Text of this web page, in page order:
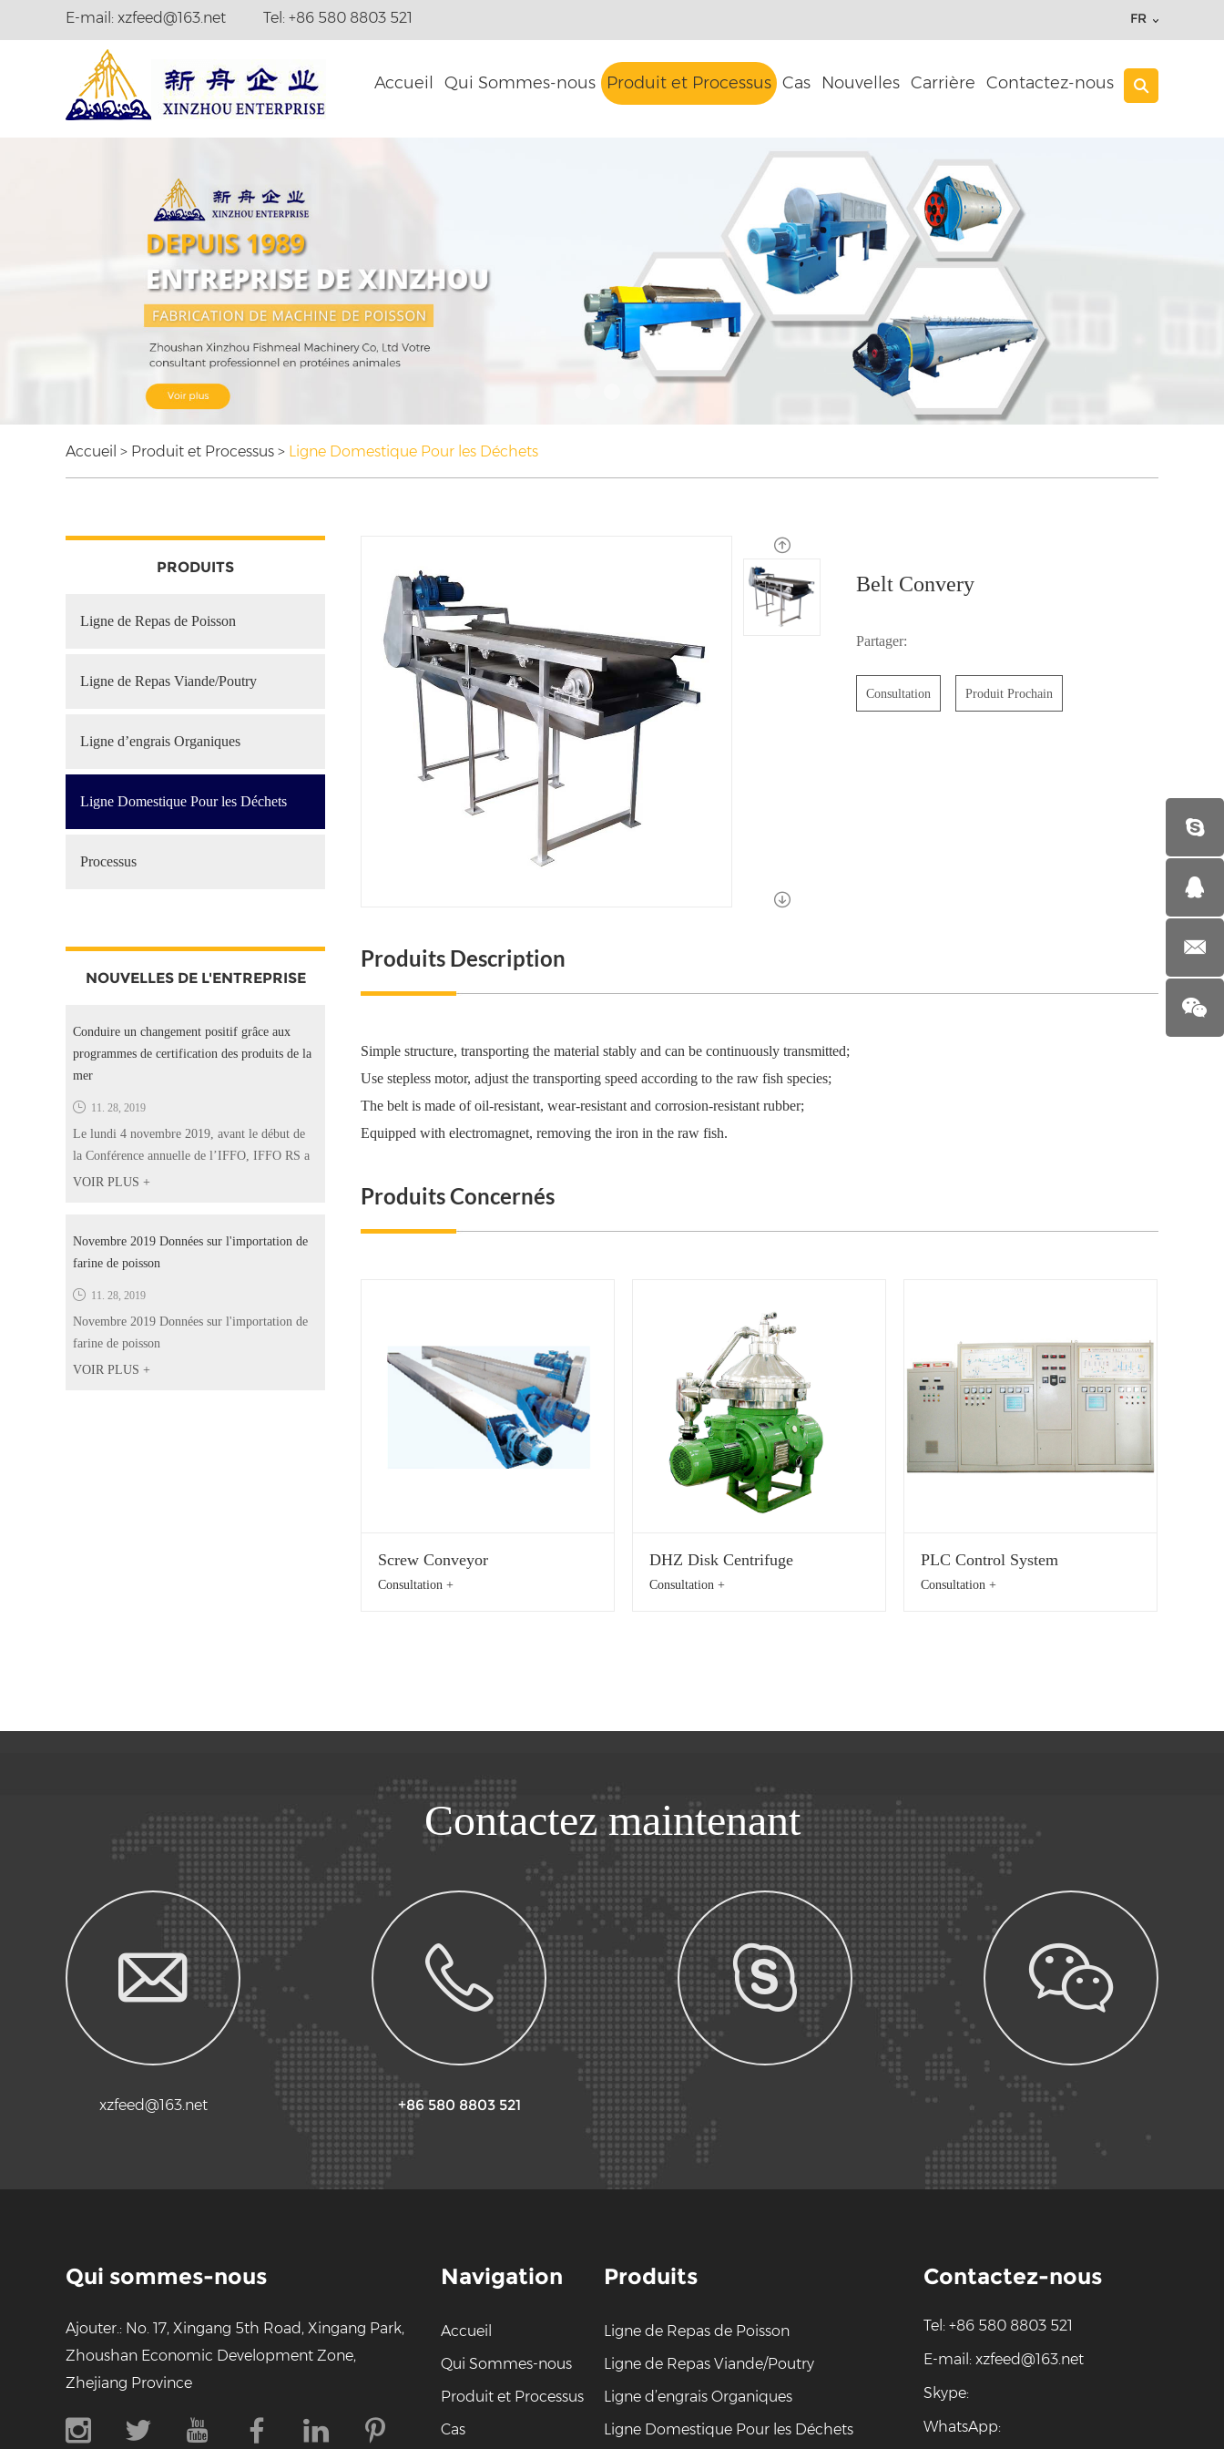
E-mail: xzfeed@163.net Tel: +86 580 8803 521 FR
Accueil Qui Sommes-nous Produit et Processus Cas Nouvelles Carrière Contactez-nous
Accueil > Produit et Processus > Ligne Domestique Pour les Déchets
Belt Convery
Partager:
Consultation Produit Prochain
Produits Description
Simple structure, transporting the material stably and can be continuously transmitted;
Use stepless motor, adjust the transporting speed according to the raw fish species;
The belt is made of oil-resistant, wear-resistant and corrosion-resistant rubber;
Equipped with electromagnet, removing the iron in the raw fish.
Produits Concernés
Screw Conveyor
Consultation +
DHZ Disk Centrifuge
Consultation +
PLC Control System
Consultation +
PRODUITS
Ligne de Repas de Poisson
Ligne de Repas Viande/Poutry
Ligne d’engrais Organiques
Ligne Domestique Pour les Déchets
Processus
NOUVELLES DE L'ENTREPRISE
Conduire un changement positif grâce aux
programmes de certification des produits de la
mer
11. 28, 2019
Le lundi 4 novembre 2019, avant le début de
la Conférence annuelle de l’IFFO, IFFO RS a
organisé son troisième événement parallèle
au sein de la chaîne d’approvisionnement
aquacole e...
VOIR PLUS +
Novembre 2019 Données sur l'importation de
farine de poisson
11. 28, 2019
Novembre 2019 Données sur l'importation de
farine de poisson
VOIR PLUS +
Contactez maintenant
xzfeed@163.net +86 580 8803 521
Qui sommes-nous
Ajouter.: No. 17, Xingang 5th Road, Xingang Park,
Zhoushan Economic Development Zone,
Zhejiang Province
Navigation
Accueil
Qui Sommes-nous
Produit et Processus
Cas
Produits
Ligne de Repas de Poisson
Ligne de Repas Viande/Poutry
Ligne d’engrais Organiques
Ligne Domestique Pour les Déchets
Contactez-nous
Tel: +86 580 8803 521
E-mail: xzfeed@163.net
Skype:
WhatsApp: